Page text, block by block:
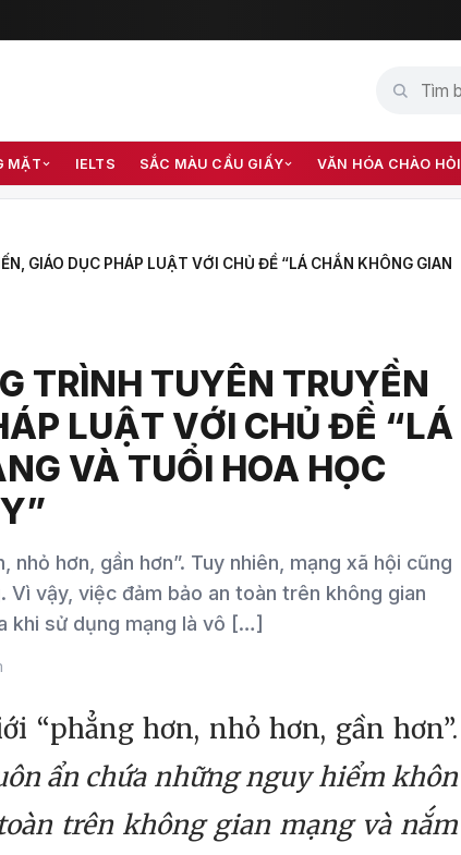
MẶT IELTS SẮC MÀU CẦU GIẤY VĂN HÓA CHÀO HỎI
GIÁO DỤC PHÁP LUẬT VỚI CHỦ ĐỀ “LÁ CHẮN KHÔNG GIAN
TRÌNH TUYÊN TRUYỀN
LUẬT VỚI CHỦ ĐỀ “LÁ
VÀ TUỔI HOA HỌC
hơn, gần hơn”. Tuy nhiên, mạng xã hội cũng
Vì vậy, việc đảm bảo an toàn trên không gian
khi sử dụng mạng là vô […]
hơn, nhỏ hơn, gần hơn”.
ẩn chứa những nguy hiểm khôn
trên không gian mạng và nắm